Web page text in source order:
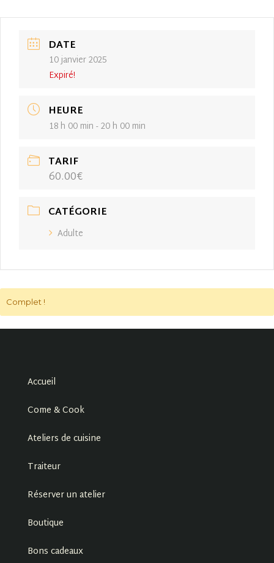
DATE
10 janvier 2025
Expiré!
HEURE
18 h 00 min - 20 h 00 min
TARIF
60.00€
CATÉGORIE
Adulte
Complet !
Accueil
Come & Cook
Ateliers de cuisine
Traiteur
Réserver un atelier
Boutique
Bons cadeaux